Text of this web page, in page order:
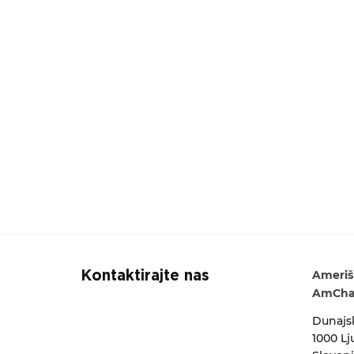
Kontaktirajte nas
1000